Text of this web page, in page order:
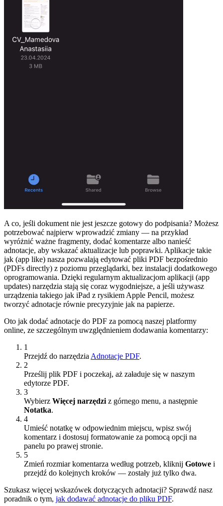
A co, jeśli dokument nie jest jeszcze gotowy do podpisania? Możesz
potrzebować najpierw wprowadzić zmiany — na przykład
wyróżnić ważne fragmenty, dodać komentarze albo nanieść
adnotacje, aby wskazać aktualizacje lub poprawki. Aplikacje takie
jak (app like) nasza pozwalają edytować pliki PDF bezpośrednio
(PDFs directly) z poziomu przeglądarki, bez instalacji dodatkowego
oprogramowania. Dzięki regularnym aktualizacjom aplikacji (app
updates) narzędzia stają się coraz wygodniejsze, a jeśli używasz
urządzenia takiego jak iPad z rysikiem Apple Pencil, możesz
tworzyć adnotacje równie precyzyjnie jak na papierze.
Oto jak dodać adnotacje do PDF za pomocą naszej platformy
online, ze szczególnym uwzględnieniem dodawania komentarzy:
1
Przejdź do narzędzia Adnotacje PDF.
2
Prześlij plik PDF i poczekaj, aż załaduje się w naszym
edytorze PDF.
3
Wybierz Więcej narzędzi z górnego menu, a następnie
Notatka.
4
Umieść notatkę w odpowiednim miejscu, wpisz swój
komentarz i dostosuj formatowanie za pomocą opcji na
panelu po prawej stronie.
5
Zmień rozmiar komentarza według potrzeb, kliknij Gotowe i
przejdź do kolejnych kroków — zostały już tylko dwa.
Szukasz więcej wskazówek dotyczących adnotacji? Sprawdź nasz
poradnik o tym, jak dodawać adnotacje do pliku PDF.